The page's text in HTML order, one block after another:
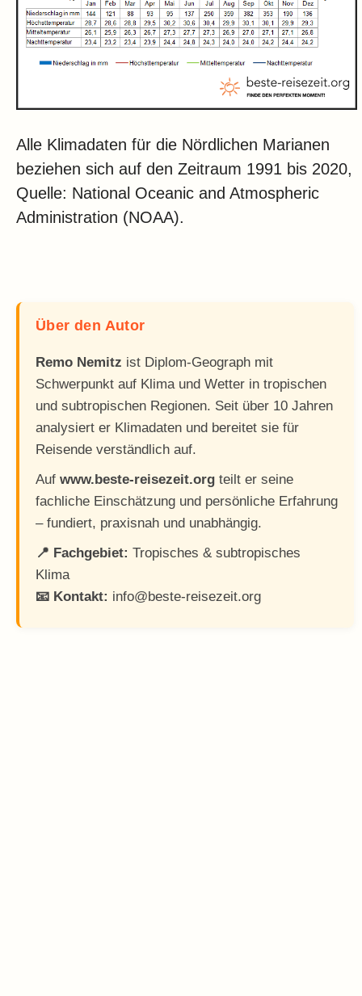
Alle Klimadaten für die Nördlichen Marianen
beziehen sich auf den Zeitraum 1991 bis 2020,
Quelle: National Oceanic and Atmospheric
Administration (NOAA).
Über den Autor
Remo Nemitz ist Diplom-Geograph mit
Schwerpunkt auf Klima und Wetter in tropischen
und subtropischen Regionen. Seit über 10 Jahren
analysiert er Klimadaten und bereitet sie für
Reisende verständlich auf.
Auf www.beste-reisezeit.org teilt er seine
fachliche Einschätzung und persönliche Erfahrung
– fundiert, praxisnah und unabhängig.
📍 Fachgebiet: Tropisches & subtropisches
Klima
📧 Kontakt: info@beste-reisezeit.org